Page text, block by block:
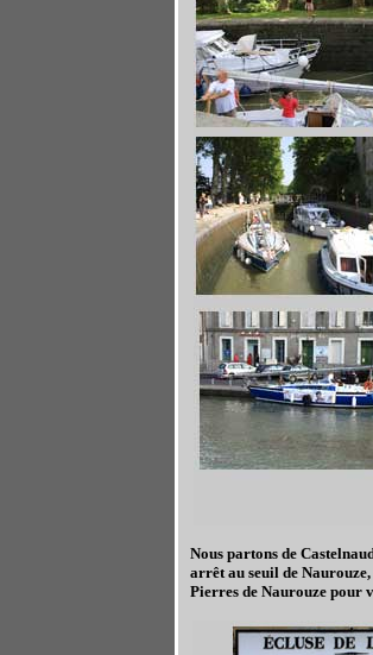
Nous partons de
arrêt au seuil de
Pierres de Naurouze pour